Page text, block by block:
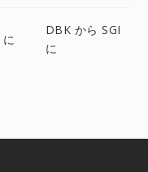
DBK から SGI
に